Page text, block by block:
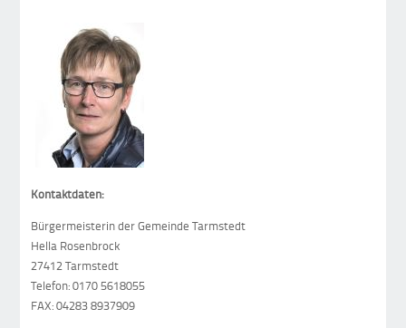
Kontaktdaten:
Bürgermeisterin der Gemeinde Tarmstedt
Hella Rosenbrock
27412 Tarmstedt
Telefon: 0170 5618055
FAX: 04283 8937909